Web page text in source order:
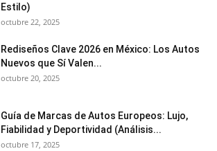
Estilo)
octubre 22, 2025
Rediseños Clave 2026 en México: Los Autos
Nuevos que Sí Valen...
octubre 20, 2025
Guía de Marcas de Autos Europeos: Lujo,
Fiabilidad y Deportividad (Análisis...
octubre 17, 2025